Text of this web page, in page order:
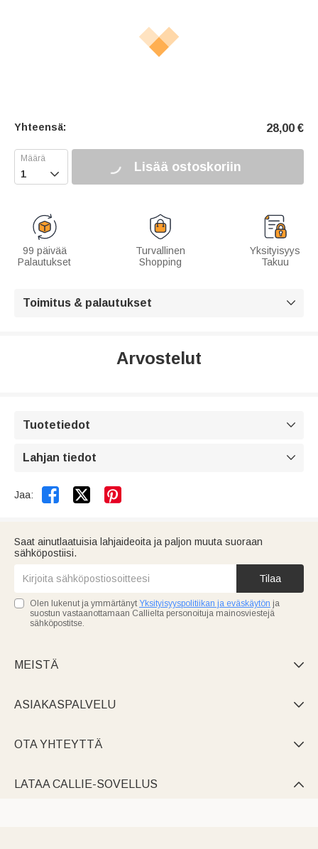
Yhteensä: 28,00 €
 Lisää ostoskoriin
99 päivää
Palautukset
Turvallinen
Shopping
Yksityisyys
Takuu
Toimitus & palautukset 
Arvostelut
Tuotetiedot 
Lahjan tiedot 
Jaa:  
Saat ainutlaatuisia lahjaideoita ja paljon muuta suoraan
sähköpostiisi.
Tilaa
Olen lukenut ja ymmärtänyt Yksityisyyspolitiikan ja eväskäytön ja
suostun vastaanottamaan Callielta personoituja mainosviestejä
sähköpostitse.
MEISTÄ 
ASIAKASPALVELU 
OTA YHTEYTTÄ 
LATAA CALLIE-SOVELLUS 